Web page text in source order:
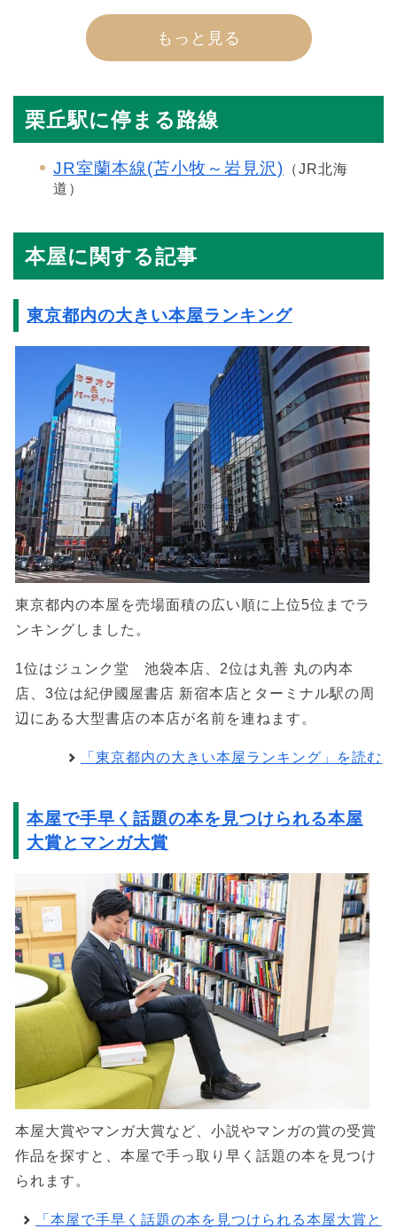
もっと見る
栗丘駅に停まる路線
JR室蘭本線(苫小牧～岩見沢) （JR北海
道）
本屋に関する記事
東京都内の大きい本屋ランキング
東京都内の本屋を売場面積の広い順に上位5位までラ
ンキングしました。
1位はジュンク堂 池袋本店、2位は丸善 丸の内本
店、3位は紀伊國屋書店 新宿本店とターミナル駅の周
辺にある大型書店の本店が名前を連ねます。
「東京都内の大きい本屋ランキング」を読む
本屋で手早く話題の本を見つけられる本屋
大賞とマンガ大賞
本屋大賞やマンガ大賞など、小説やマンガの賞の受賞
作品を探すと、本屋で手っ取り早く話題の本を見つけ
られます。
「本屋で手早く話題の本を見つけられる本屋大賞と